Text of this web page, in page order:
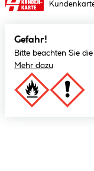
Gefahr!
Bitte beachten Sie
Mehr dazu